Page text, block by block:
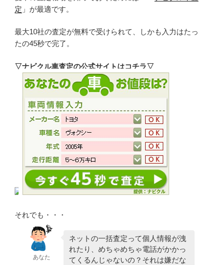
定 」が最適です。
最大10社の査定が無料で受けられて、しかも入力はたっ
たの45秒で完了。
▽ナビクル車査定の公式サイトはコチラ▽
それでも・・・
あなた
ネットの一括査定って個人情報が洩
れたり、めちゃめちゃ電話がかかっ
てくるんじゃないの？それは嫌だな